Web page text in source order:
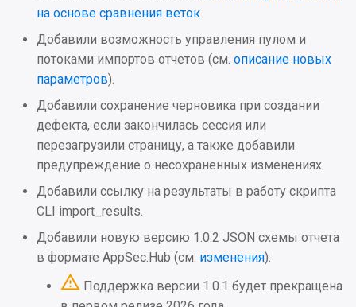
на основе сравнения веток
Добавили возможность управления пулом и
потоками импортов отчетов (см. описание новых
параметров).
Добавили сохранение черновика при создании
дефекта, если закончилась сессия или
перезагрузили страницу, а также добавили
предупреждение о несохраненных изменениях.
Добавили ссылку на результаты в работу скрипта
CLI import_results.
Добавили новую версию 1.0.2 JSON схемы отчета
в формате AppSec.Hub (см. изменения).
Поддержка версии 1.0.1 будет прекращена